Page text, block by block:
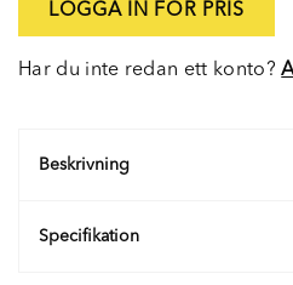
LOGGA IN FÖR PRIS
Har du inte redan ett konto?
Beskrivning
Specifikation